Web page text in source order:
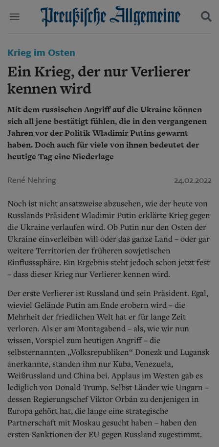
Start
Wer wir sind
Aktuelle Ausgabe
Abonnenten-Login
Abonnent werden
Abo Prämien
Archiv
Mediadaten
Wirtschaft
Gesellschaft
Leben
Geschichte
Ostpreußen
Pommern
Berlin-Brandenburg
Schlesien
Kontakt
Impressum
Datenschutz
Suchen und finden
Krieg im Osten
Ein Krieg, der nur Verlierer
kennen wird
Mit dem russischen Angriff auf die Ukraine können
sich all jene bestätigt fühlen, die in den vergangenen
Jahren vor der Politik Wladimir Putins gewarnt
haben. Doch auch für viele von ihnen bedeutet der
heutige Tag eine Niederlage
René Nehring 24.02.2022
Noch ist nicht ansatzweise abzusehen, wie der heute von
Russlands Präsident Wladimir Putin erklärte Krieg gegen
die Ukraine verlaufen wird. Ob Putin nur den Osten der
Ukraine einverleiben will oder das ganze Land – oder gar
weitere Territorien der früheren sowjetischen
Einflusssphäre. Ein Ergebnis steht jedoch schon jetzt fest
– dass dieser Krieg nur Verlierer kennen wird.
Der erste Verlierer ist Russland und sein Präsident. Egal,
wieviel Gelände Putin am Ende erobern wird – die
Mehrheit der friedlichen Welt hat er für lange Zeit
verloren. Als er am Montagabend – als, wie wir nun
wissen, Vorspiel zum heutigen Angriff – die
selbsternannten „Volksrepubliken“ Donezk und Lugansk
anerkannte, standen ihm nur Kuba, Venezuela,
Weißrussland und China bei. Applaus im Westen gab es
lediglich von Donald Trump. Selbst Länder wie Ungarn –
dessen Regierungschef Viktor Orbán zu denjenigen in
Europa gehört hat, die lange eine strategische
Partnerschaft mit Moskau gesucht haben – haben den
ersten Sanktionen der EU gegen Russland zugestimmt.